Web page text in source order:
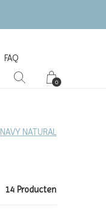
FAQ
0
NAVY NATURAL
14 Producten